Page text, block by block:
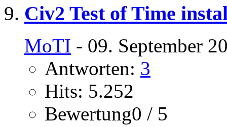
Civ2 Test of Time
MoTI - 09. September
Antworten: 3
Hits: 5.252
Bewertung0 / 5